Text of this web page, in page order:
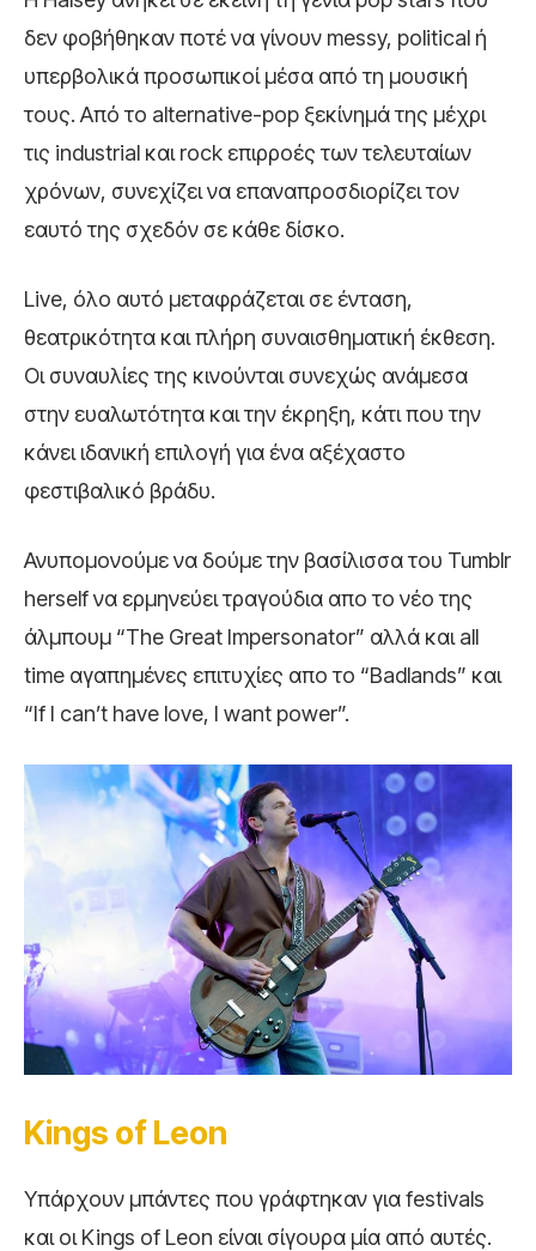
δεν φοβήθηκαν ποτέ να γίνουν messy, political ή
υπερβολικά προσωπικοί μέσα από τη μουσική
τους. Από το alternative-pop ξεκίνημά της μέχρι
τις industrial και rock επιρροές των τελευταίων
χρόνων, συνεχίζει να επαναπροσδιορίζει τον
εαυτό της σχεδόν σε κάθε δίσκο.
Live, όλο αυτό μεταφράζεται σε ένταση,
θεατρικότητα και πλήρη συναισθηματική έκθεση.
Οι συναυλίες της κινούνται συνεχώς ανάμεσα
στην ευαλωτότητα και την έκρηξη, κάτι που την
κάνει ιδανική επιλογή για ένα αξέχαστο
φεστιβαλικό βράδυ.
Ανυπομονούμε να δούμε την βασίλισσα του Tumblr
herself να ερμηνεύει τραγούδια απο το νέο της
άλμπουμ “The Great Impersonator” αλλά και all
time αγαπημένες επιτυχίες απο το “Badlands” και
“If I can’t have love, I want power”.
Kings ofLeon
Υπάρχουν μπάντες που γράφτηκαν για festivals
και οι Kings of Leon είναι σίγουρα μία από αυτές.